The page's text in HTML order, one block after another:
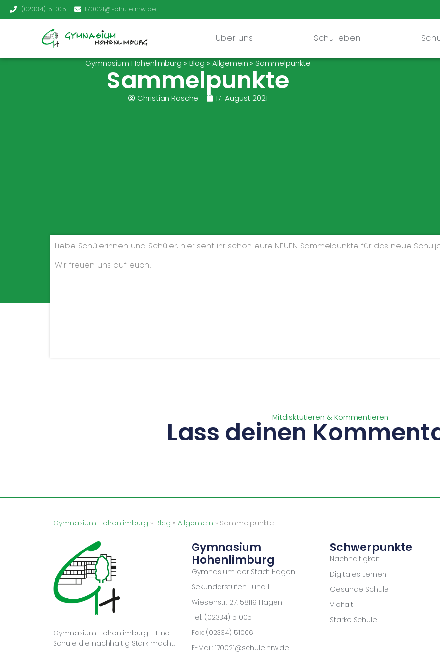
(02334) 51005 170021@schule.nrw.de
Über uns Schulleben
Gymnasium Hohenlimburg » Blog » Allgemein » Sammelpunkte
Sammelpunkte
Christian Rasche 17. August 2021
Liebe Schülerinnen und Schüler, hier seht ihr schon eure NEUEN Sammelpunkte für das neue
Wir freuen uns auf euch!
Mitdisktutieren & Kommentieren
Lass deinen
Gymnasium Hohenlimburg » Blog » Allgemein » Sammelpunkte
Gymnasium Hohenlimburg - Eine
Schule die nachhaltig Stark macht.
Gymnasium
Hohenlimburg
Gymnasium der Stadt Hagen
Sekundarstufen I und II
Wiesenstr. 27, 58119 Hagen
Tel: (02334) 51005
Fax: (02334) 51006
E-Mail: 170021@schule.nrw.de
Schwerpunkte
Nachhaltigkeit
Digitales Lernen
Gesunde Schule
Vielfalt
Starke Schule